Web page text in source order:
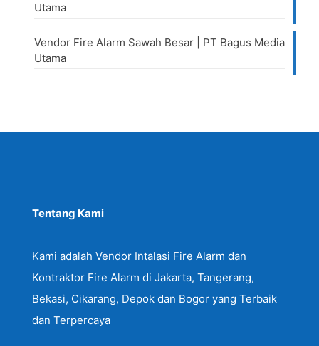
Utama
Vendor Fire Alarm Sawah Besar | PT Bagus Media
Utama
Tentang Kami
Kami adalah Vendor Intalasi Fire Alarm dan
Kontraktor Fire Alarm di Jakarta, Tangerang,
Bekasi, Cikarang, Depok dan Bogor yang Terbaik
dan Terpercaya